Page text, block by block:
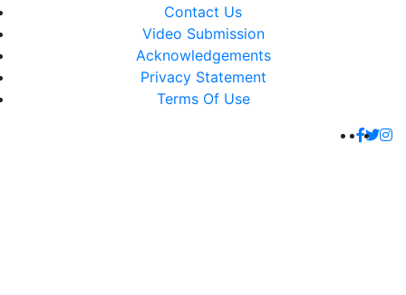
Contact Us
Video Submission
Acknowledgements
Privacy Statement
Terms Of Use